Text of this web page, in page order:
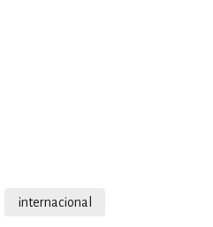
internacional